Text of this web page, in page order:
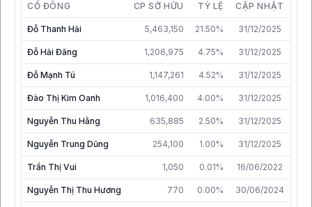
CỔ ĐÔNG CP SỞ HỮU TỶ LỆ CẬP NHẬT
Đỗ Thanh Hải 5,463,150 21.50% 31/12/2025
Đỗ Hải Đăng 1,206,975 4.75% 31/12/2025
Đỗ Mạnh Tú 1,147,261 4.52% 31/12/2025
Đào Thị Kim Oanh 1,016,400 4.00% 31/12/2025
Nguyễn Thu Hằng 635,885 2.50% 31/12/2025
Nguyễn Trung Dũng 254,100 1.00% 31/12/2025
Trần Thị Vui 1,050 0.01% 16/06/2022
Nguyễn Thị Thu Hương 770 0.00% 30/06/2024